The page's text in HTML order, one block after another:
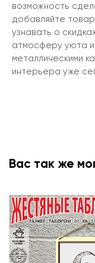
возможность
добавляйте
узнавать о
атмосферу уюта
металлическими
интерьера уже
Вас так же